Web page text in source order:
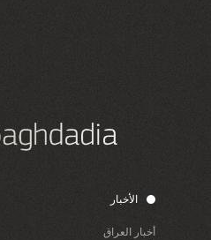
الأخبار
أخبار العراق